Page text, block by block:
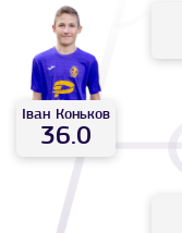
Іван Коньков
36.0